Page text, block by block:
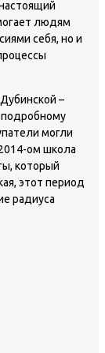
людям
себя, но и
–
подробному
могли
ом школа
который
этот период
радиуса